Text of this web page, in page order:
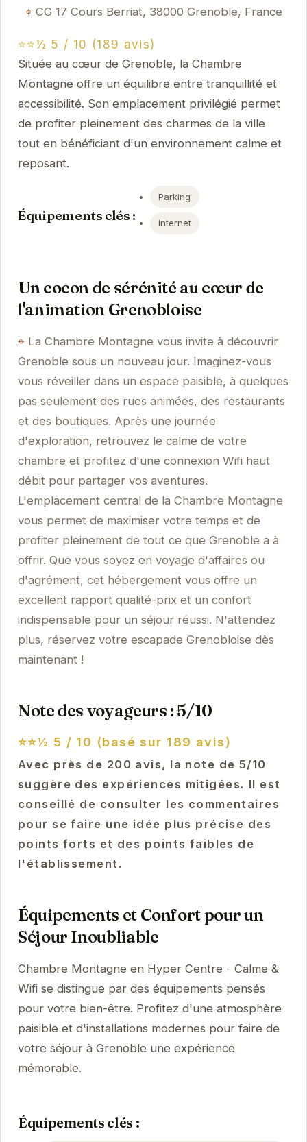
CG 17 Cours Berriat, 38000 Grenoble, France
⭐⭐½ 5 / 10 (189 avis)
Située au cœur de Grenoble, la Chambre
Montagne offre un équilibre entre tranquillité et
accessibilité. Son emplacement privilégié permet
de profiter pleinement des charmes de la ville
tout en bénéficiant d'un environnement calme et
reposant.
Équipements clés :
Parking
Internet
Un cocon de sérénité au cœur de
l'animation Grenobloise
La Chambre Montagne vous invite à découvrir
Grenoble sous un nouveau jour. Imaginez-vous
vous réveiller dans un espace paisible, à quelques
pas seulement des rues animées, des restaurants
et des boutiques. Après une journée
d'exploration, retrouvez le calme de votre
chambre et profitez d'une connexion Wifi haut
débit pour partager vos aventures.
L'emplacement central de la Chambre Montagne
vous permet de maximiser votre temps et de
profiter pleinement de tout ce que Grenoble a à
offrir. Que vous soyez en voyage d'affaires ou
d'agrément, cet hébergement vous offre un
excellent rapport qualité-prix et un confort
indispensable pour un séjour réussi. N'attendez
plus, réservez votre escapade Grenobloise dès
maintenant !
Note des voyageurs : 5/10
⭐⭐½ 5 / 10 (basé sur 189 avis)
Avec près de 200 avis, la note de 5/10
suggère des expériences mitigées. Il est
conseillé de consulter les commentaires
pour se faire une idée plus précise des
points forts et des points faibles de
l'établissement.
Équipements et Confort pour un
Séjour Inoubliable
Chambre Montagne en Hyper Centre - Calme &
Wifi se distingue par des équipements pensés
pour votre bien-être. Profitez d'une atmosphère
paisible et d'installations modernes pour faire de
votre séjour à Grenoble une expérience
mémorable.
Équipements clés :